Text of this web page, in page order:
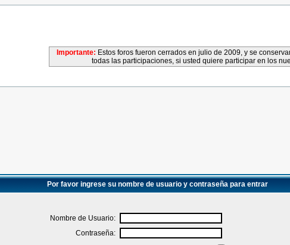
Importante: Estos foros fueron cerrados en julio de 2009, y se
todas las participaciones, si usted quiere participar en los
Por favor ingrese su nombre de usuario y contraseña para entrar
Nombre de Usuario:
Contraseña: